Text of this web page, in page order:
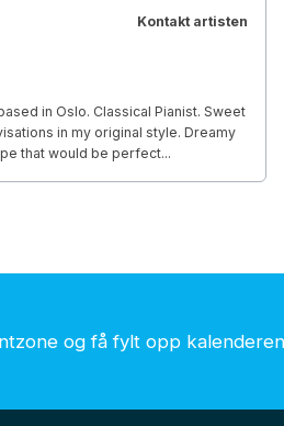
Kontakt artisten
in Oslo. Classical Pianist. Sweet
in my original style. Dreamy
that would be perfect...
og få fylt opp